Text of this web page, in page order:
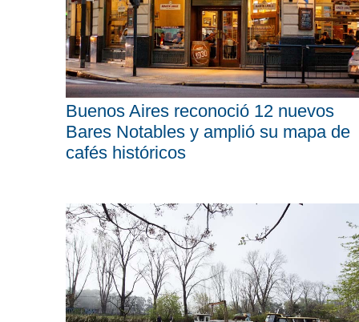
Buenos Aires reconoció 12 nuevos
Bares Notables y amplió su mapa de
cafés históricos